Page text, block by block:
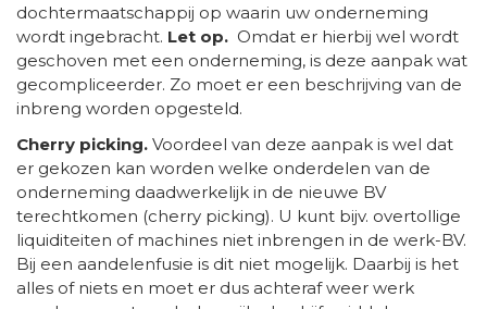
dochtermaatschappij op waarin uw onderneming
wordt ingebracht. Let op. Omdat er hierbij wel wordt
geschoven met een onderneming, is deze aanpak wat
gecompliceerder. Zo moet er een beschrijving van de
inbreng worden opgesteld.
Cherry picking. Voordeel van deze aanpak is wel dat
er gekozen kan worden welke onderdelen van de
onderneming daadwerkelijk in de nieuwe BV
terechtkomen (cherry picking). U kunt bijv. overtollige
liquiditeiten of machines niet inbrengen in de werk-BV.
Bij een aandelenfusie is dit niet mogelijk. Daarbij is het
alles of niets en moet er dus achteraf weer werk